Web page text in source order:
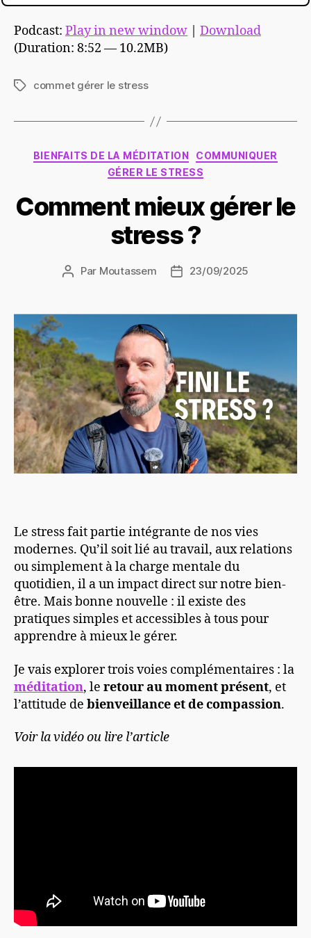
Podcast: Play in new window
Download
(Duration: 8:52 — 10.2MB)
Étiquettes
commet gérer le stress
Catégories
BIENFAITS DE LA MÉDITATION
COMMUNIQUER
GÉRER LE STRESS
Comment mieux gérer le
stress ?
Auteur
Par Moutassem
Date23/09/2025
Le stress fait partie intégrante de nos vies
modernes. Qu’il soit lié au travail, aux relations
ou simplement à la charge mentale du
quotidien, il a un impact direct sur notre bien-
être. Mais bonne nouvelle : il existe des
pratiques simples et accessibles à tous pour
apprendre à mieux le gérer.
Je vais explorer trois voies complémentaires : la
méditation, le retour au moment présent, et
l’attitude de bienveillance et de compassion.
Voir la vidéo ou lire l’article